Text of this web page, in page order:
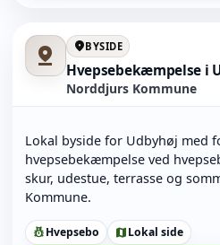
pin_drop location_onBYSIDE
Hvepsebekæmpelse i
Norddjurs Kommune
Lokal byside for Udbyhøj med
hvepsebekæmpelse ved
skur, udestue, terrasse og
Kommune.
pest_controlHvepsebo mapLokal side